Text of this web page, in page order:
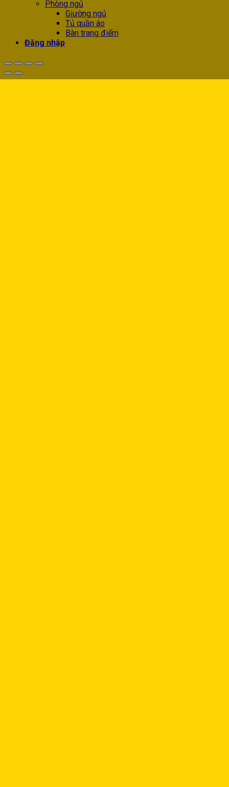
Phòng ngủ
Giường ngủ
Tủ quần áo
Bàn trang điểm
Đăng nhập